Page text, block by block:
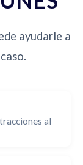
ayudarle a
al